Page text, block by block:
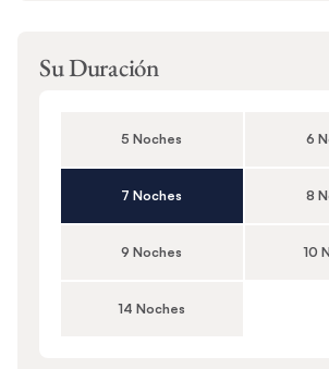
Su Duración
5 Noches 6
7 Noches 8
9 Noches 10
14 Noches